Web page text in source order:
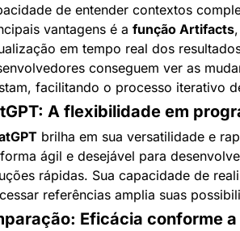
de entender contextos
vantagens é a função Artifacts
em tempo real dos
conseguem ver as
facilitando o processo iterativo
A flexibilidade em
brilha em sua versatilidade e
ágil e desejável para
rápidas. Sua capacidade de
referências amplia suas
Eficácia conforme